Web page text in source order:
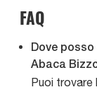
FAQ
Dove
Abaca
Puoi